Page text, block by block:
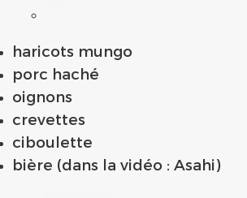
haricots mungo
porc haché
oignons
crevettes
ciboulette
bière (dans la vidéo : Asahi)